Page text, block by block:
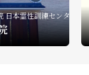
本霊性訓練センター